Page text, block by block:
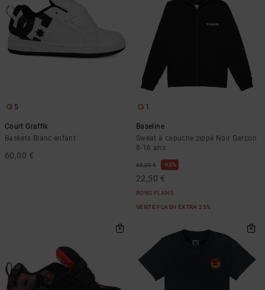
5
Court Graffik
Baskets Blanc enfant
60,00 €
1
Baseline
Sweat à capuche zippé Noir Garçon
8-16 ans
60,00 € 63%
22,50 €
BONS PLANS
VENTE FLASH EXTRA 25%